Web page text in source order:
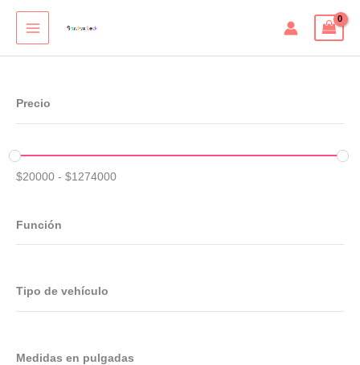
Precio
$20000 - $1274000
Función
Tipo de vehículo
Medidas en pulgadas